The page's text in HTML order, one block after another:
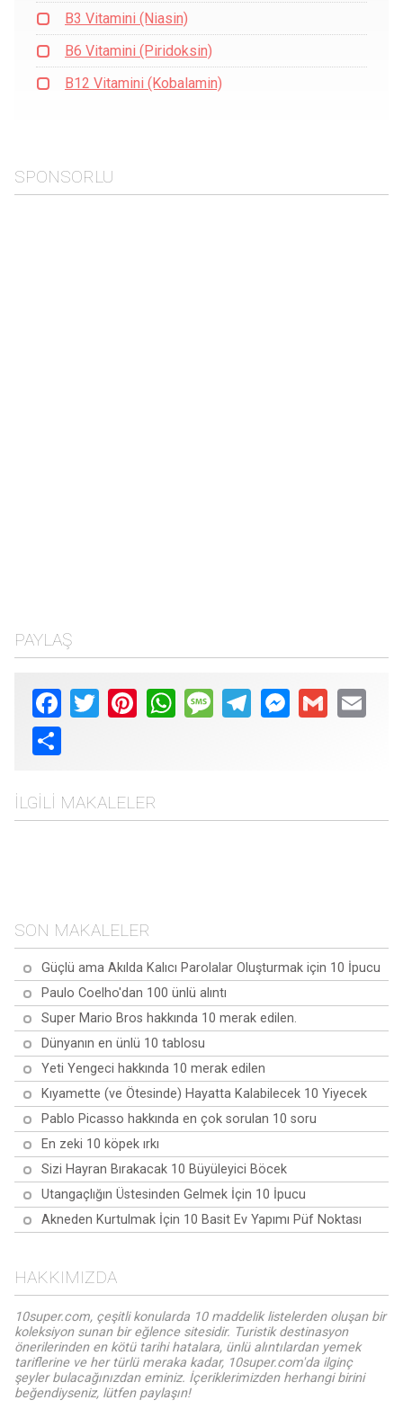
B3 Vitamini (Niasin)
B6 Vitamini (Piridoksin)
B12 Vitamini (Kobalamin)
SPONSORLU
PAYLAŞ
Facebook
Twitter PinterestWhatsAppMessageTelegramMessenger
Gmail Email
Share
İLGILI MAKALELER
SON MAKALELER
Güçlü ama Akılda Kalıcı Parolalar Oluşturmak için 10 İpucu
Paulo Coelho'dan 100 ünlü alıntı
Super Mario Bros hakkında 10 merak edilen.
Dünyanın en ünlü 10 tablosu
Yeti Yengeci hakkında 10 merak edilen
Kıyamette (ve Ötesinde) Hayatta Kalabilecek 10 Yiyecek
Pablo Picasso hakkında en çok sorulan 10 soru
En zeki 10 köpek ırkı
Sizi Hayran Bırakacak 10 Büyüleyici Böcek
Utangaçlığın Üstesinden Gelmek İçin 10 İpucu
Akneden Kurtulmak İçin 10 Basit Ev Yapımı Püf Noktası
HAKKIMIZDA
10super.com, çeşitli konularda 10 maddelik listelerden oluşan bir
koleksiyon sunan bir eğlence sitesidir. Turistik destinasyon
önerilerinden en kötü tarihi hatalara, ünlü alıntılardan yemek
tariflerine ve her türlü meraka kadar, 10super.com'da ilginç
şeyler bulacağınızdan eminiz. İçeriklerimizden herhangi birini
beğendiyseniz, lütfen paylaşın!